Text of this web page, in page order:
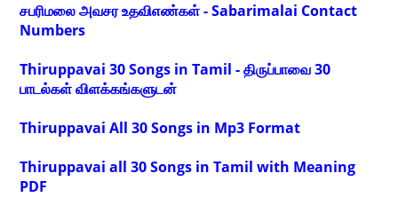
சபரிமலை அவசர உதவிஎண்கள் - Sabarimalai Contact
Numbers
Thiruppavai 30 Songs in Tamil - திருப்பாவை 30
பாடல்கள் விளக்கங்களுடன்
Thiruppavai All 30 Songs in Mp3 Format
Thiruppavai all 30 Songs in Tamil with Meaning
PDF